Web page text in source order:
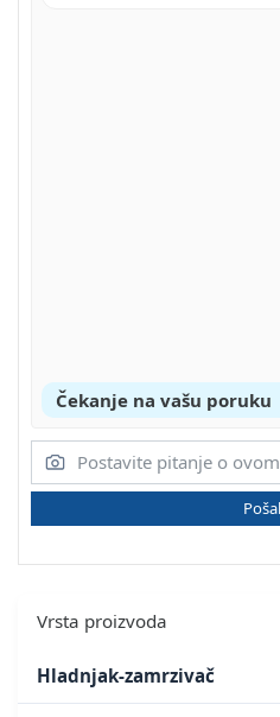
Čekanje na vašu poruku
Vrsta proizvoda
Hladnjak-zamrzivač